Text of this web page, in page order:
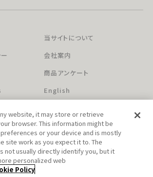
当サイトについて
会社案内
商品アンケート
English
ジに掲載されている著作物の無断利用を禁じます。
website, it may store or retrieve
browser. This information might be
or your device and is mostly
site work as you expect it to. The
not usually directly identify you, but it
personalized web
Policy